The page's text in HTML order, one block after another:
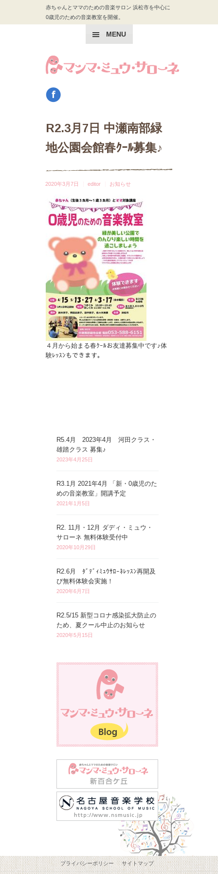
赤ちゃんとママのための音楽サロン 浜松市を中心に
0歳児のための音楽教室を開催。
MENU
R2.3月7日 中瀬南部緑
地公園会館春ｸｰﾙ募集♪
2020年3月7日 editor お知らせ
４月から始まる春ｸｰﾙお友達募集中です♪体
験ﾚｯｽﾝもできます。
R5.4月 2023年4月 河田クラス・
雄踏クラス 募集♪
2023年4月25日
R3.1月 2021年4月 「新・0歳児のた
めの音楽教室」開講予定
2021年1月5日
R2. 11月・12月 ダディ・ミュウ・
サローネ 無料体験受付中
2020年10月29日
R2.6月 ﾀﾞﾃﾞｨﾐｭｳｻﾛｰﾈﾚｯｽﾝ再開及
び無料体験会実施！
2020年6月7日
R2.5/15 新型コロナ感染拡大防止の
ため、夏クール中止のお知らせ
2020年5月15日
プライバシーポリシー サイトマップ